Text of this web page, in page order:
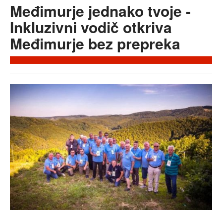
Međimurje jednako tvoje -
Inkluzivni vodič otkriva
Međimurje bez prepreka